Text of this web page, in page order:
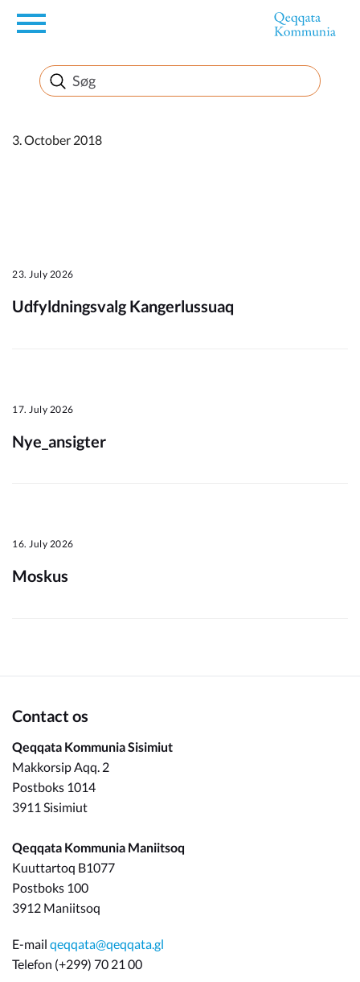
en
Borger
Erhverv
3. October 2018
23. July 2026
Udfyldningsvalg Kangerlussuaq
17. July 2026
Nye_ansigter
16. July 2026
Moskus
Contact os
Qeqqata Kommunia Sisimiut
Makkorsip Aqq. 2
Postboks 1014
3911 Sisimiut
Qeqqata Kommunia Maniitsoq
Kuuttartoq B1077
Postboks 100
3912 Maniitsoq
E-mail qeqqata@qeqqata.gl
Telefon (+299) 70 21 00